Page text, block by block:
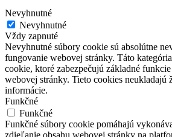
Nevyhnutné
Nevyhnutné
Vždy zapnuté
Nevyhnutné súbory cookie sú absolútne
fungovanie webovej stránky. Táto
cookie, ktoré zabezpečujú základné
webovej stránky. Tieto cookies neukladajú
informácie.
Funkčné
Funkčné
Funkčné súbory cookie pomáhajú